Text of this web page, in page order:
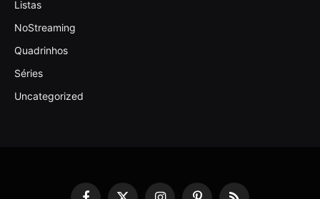
Listas
NoStreaming
Quadrinhos
Séries
Uncategorized